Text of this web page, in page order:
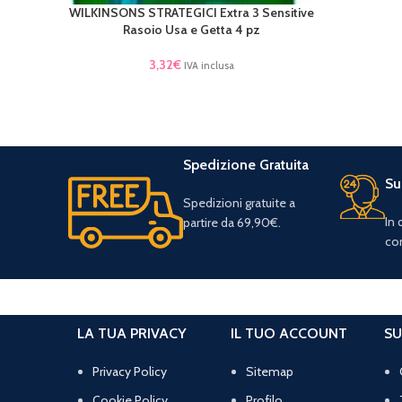
AGGIUNGI AL CARRELLO
WILKINSONS STRATEGICI Extra 3 Sensitive
Rasoio Usa e Getta 4 pz
3,32€ IVA inclusa
Spedizione Gratuita
Spedizioni gratuite a
partire da 69,90€.
In
LA TUA PRIVACY
Privacy Policy
IL TUO ACCOUNT
Sitemap